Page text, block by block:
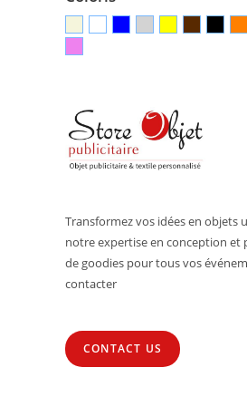
Transformez vos idées en objets
notre expertise en conception et
de goodies pour tous vos
contacter
CONTACT US